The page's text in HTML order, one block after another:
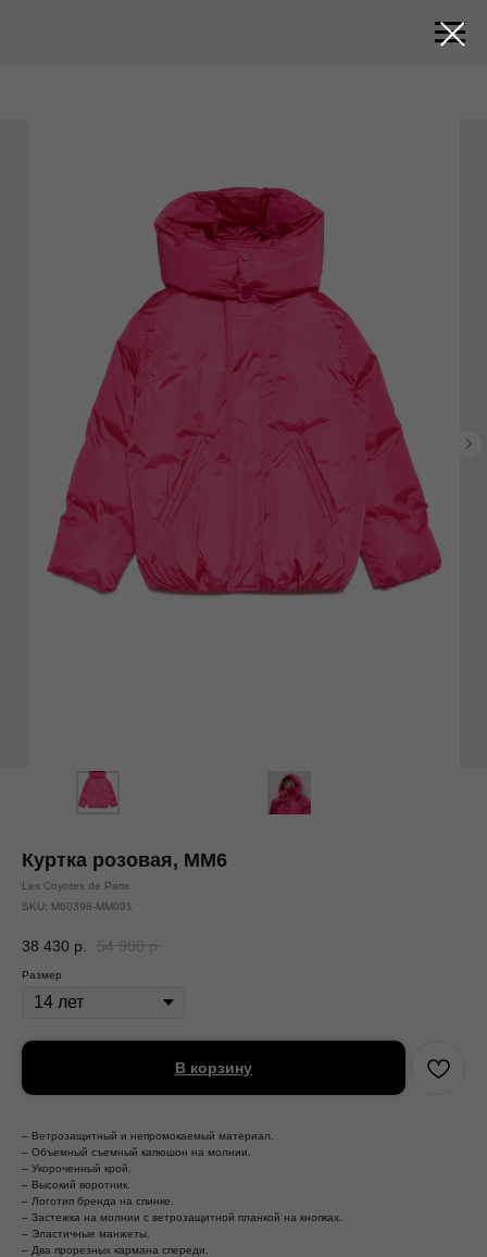
Куртка розовая, MM6
Les Coyotes de Paris
SKU: M60398-MM001
38 430 р. 54 900 р.
Размер
В корзину
– Ветрозащитный и непромокаемый материал.
– Объемный съемный капюшон на молнии.
– Укороченный крой.
– Высокий воротник.
– Логотип бренда на спинке.
– Застежка на молнии с ветрозащитной планкой на кнопках.
– Эластичные манжеты.
– Два прорезных кармана спереди.